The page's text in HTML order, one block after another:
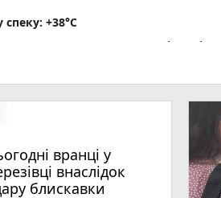
+38°C
рекомендовано: вода на
пам'яті» об' єднав рідних
вантажівки - 21-річного
ВЛК помер чоловік
загибель риби
блискавки загорівся будинок
вранці у
внаслідок
блискавки